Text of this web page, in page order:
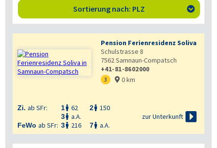
Sortierung nach: PLZ 
Pension Ferienresidenz Soliva
Schulstrasse 8
7562Samnaun-Compatsch
+41-81-8602000
3  0 km
Zi. ab SFr: 1 62 2 150
3 a.A.
FeWo ab SFr: 3 216 7 a.A.
zur Unterkunft 